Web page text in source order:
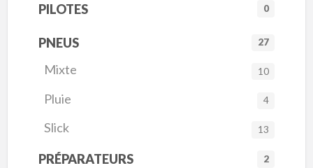
PILOTES 0
PNEUS 27
Mixte 10
Pluie 4
Slick 13
PRÉPARATEURS 2